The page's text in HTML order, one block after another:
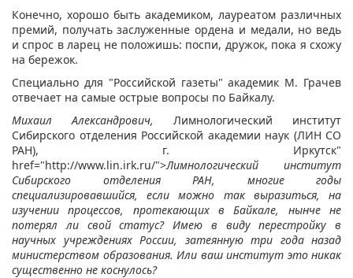
Конечно, хорошо быть академиком, лауреатом различных
премий, получать заслуженные ордена и медали, но ведь
и спрос в ларец не положишь: поспи, дружок, пока я схожу
на бережок.
Специально для "Российской газеты" академик М. Грачев
отвечает на самые острые вопросы по Байкалу.
Михаил Александрович,
Лимнологический институт
Сибирского отделения Российской академии наук (ЛИН СО
РАН), г. Иркутск"
href="http://www.lin.irk.ru/">Лимнологический институт
Сибирского отделения РАН, многие годы
специализировавшийся, если можно так выразиться, на
изучении процессов, протекающих в Байкале, нынче не
потерял ли свой статус? Имею в виду перестройку в
научных учреждениях России, затеянную три года назад
министерством образования. Или ваш институт это никак
существенно не коснулось?